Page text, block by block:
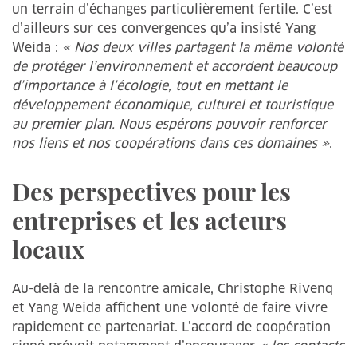
un terrain d’échanges particulièrement fertile. C’est
d’ailleurs sur ces convergences qu’a insisté Yang
Weida : « Nos deux villes partagent la même volonté
de protéger l’environnement et accordent beaucoup
d’importance à l’écologie, tout en mettant le
développement économique, culturel et touristique
au premier plan. Nous espérons pouvoir renforcer
nos liens et nos coopérations dans ces domaines ».
Des perspectives pour les
entreprises et les acteurs
locaux
Au-delà de la rencontre amicale, Christophe Rivenq
et Yang Weida affichent une volonté de faire vivre
rapidement ce partenariat. L’accord de coopération